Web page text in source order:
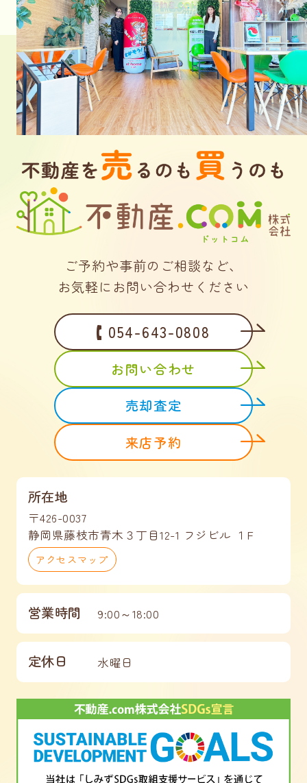
ご予約や事前のご相談など、
お気軽にお問い合わせください
054-643-0808
お問い合わせ
売却査定
来店予約
所在地
〒426-0037
静岡県藤枝市青木３丁目12-1 フジビル １F
アクセスマップ
営業時間 9:00～18:00
定休日 水曜日